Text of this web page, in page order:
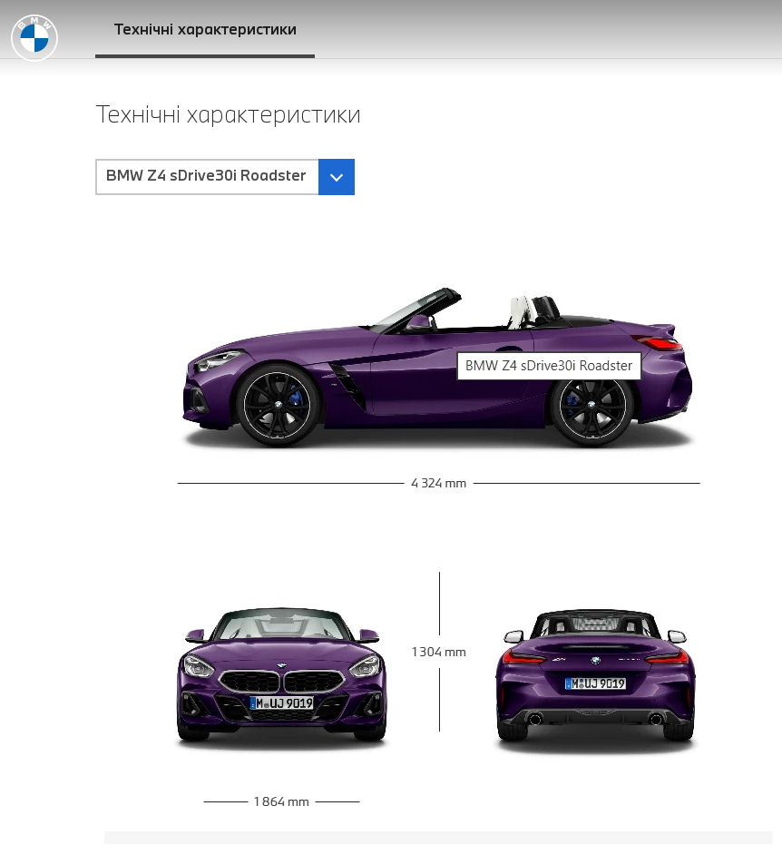
Технічні характеристики
Технічні характеристики
BMW Z4 sDrive30i Roadster